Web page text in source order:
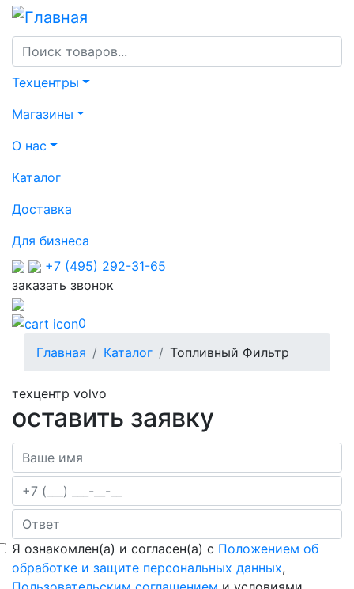
Перейти
основному
содержанию
Основная
навигация
Техцентры
Магазины
О нас
Каталог
Доставка
Для бизнеса
+7 (495) 292-31-65
заказать звонок
0
Строка
Главная Каталог Топливный Фильтр
техцентр volvo
оставить заявку
Я ознакомлен(а) и согласен(а) с Положением об
обработке и защите персональных данных,